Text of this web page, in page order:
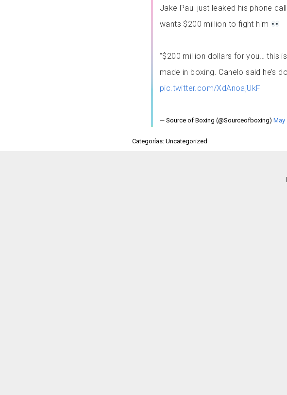
Jake Paul just leaked his phone
wants $200 million to fight him
“$200 million dollars for you… this
made in boxing. Canelo said he’s
pic.twitter.com/XdAnoajUkF
— Source of Boxing (@Sourceofboxing) May
Categorías: Uncategorized